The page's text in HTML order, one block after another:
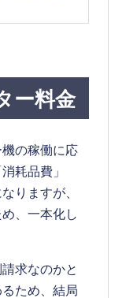
ー料金
の稼働に応
耗品費」
りますが、
、一本化し
求なのかと
ため、結局